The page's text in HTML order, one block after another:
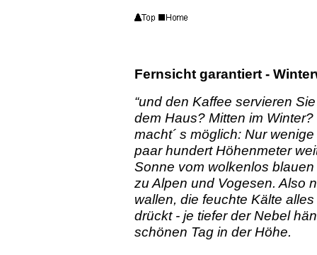
Fernsicht garantiert -
“und den Kaffee servieren
dem Haus? Mitten im
macht´ s möglich: Nur
paar hundert Höhenmeter
Sonne vom wolkenlos
zu Alpen und Vogesen. Also
wallen, die feuchte Kälte
drückt - je tiefer der Nebel
schönen Tag in der Höhe.